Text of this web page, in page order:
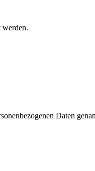
werden.
Daten